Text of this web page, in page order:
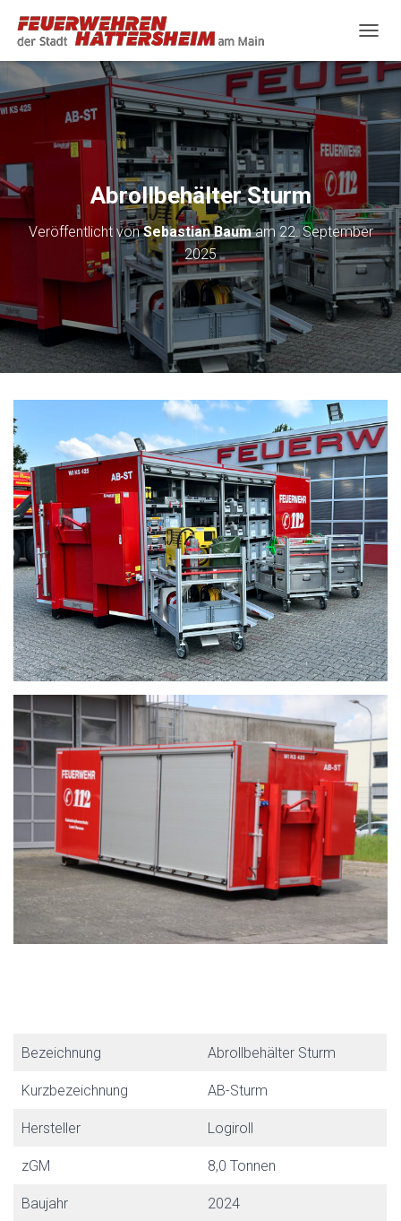
A
V
I
O
U
M
S
C
A
L
T
E
N
Abrollbehälter Sturm
Veröffentlicht vonSebastian Baumam22. September
2025
Bezeichnung Abrollbehälter Sturm
Kurzbezeichnung AB-Sturm
Hersteller Logiroll
zGM 8,0 Tonnen
Baujahr 2024